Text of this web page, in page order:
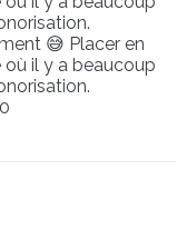
😅 Placer en
il y a beaucoup
0